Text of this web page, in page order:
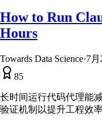
How to Run
Hours
Towards Data Science·7月
85
长时间运行代码代理能
验证机制以提升工程效率